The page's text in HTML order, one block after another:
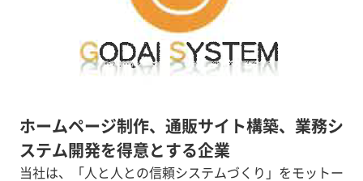
ホームページ制作、通販サイト構築、業務シ
ステム開発を得意とする企業
当社は、「人と人との信頼システムづくり」をモットー